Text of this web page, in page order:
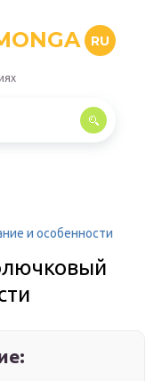
RU
и особенности